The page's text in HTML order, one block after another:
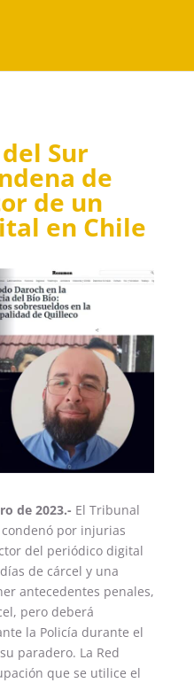
Sur
de
de un
en Chile
de 2023.- El Tribunal
por injurias
del periódico digital
de cárcel y una
antecedentes penales,
pero deberá
la Policía durante el
paradero. La Red
que se utilice el